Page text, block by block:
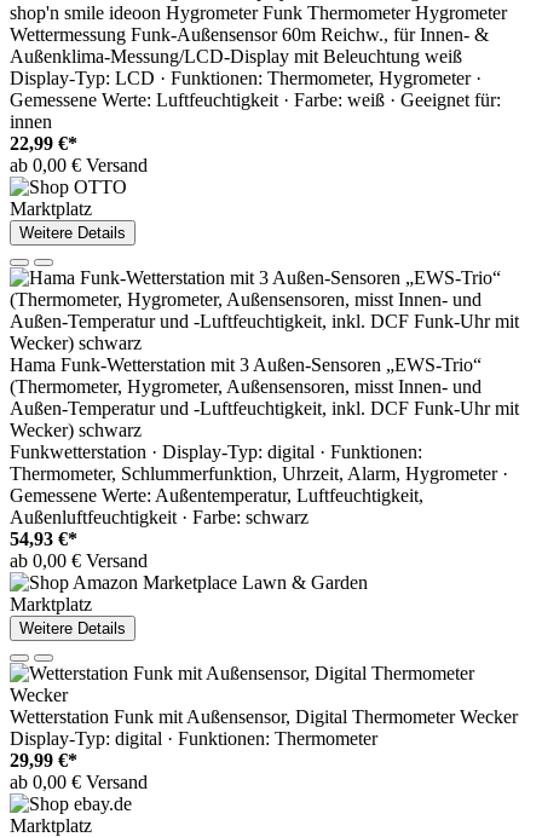
shop'n smile ideoon Hygrometer Funk Thermometer Hygrometer
Wettermessung Funk-Außensensor 60m Reichw., für Innen- &
Außenklima-Messung/LCD-Display mit Beleuchtung weiß
Display-Typ: LCD · Funktionen: Thermometer, Hygrometer ·
Gemessene Werte: Luftfeuchtigkeit · Farbe: weiß · Geeignet für:
innen
22,99 €*
ab 0,00 € Versand
Marktplatz
Weitere Details
Hama Funk-Wetterstation mit 3 Außen-Sensoren „EWS-Trio“
(Thermometer, Hygrometer, Außensensoren, misst Innen- und
Außen-Temperatur und -Luftfeuchtigkeit, inkl. DCF Funk-Uhr mit
Wecker) schwarz
Funkwetterstation · Display-Typ: digital · Funktionen:
Thermometer, Schlummerfunktion, Uhrzeit, Alarm, Hygrometer ·
Gemessene Werte: Außentemperatur, Luftfeuchtigkeit,
Außenluftfeuchtigkeit · Farbe: schwarz
54,93 €*
ab 0,00 € Versand
Marktplatz
Weitere Details
Wetterstation Funk mit Außensensor, Digital Thermometer Wecker
Display-Typ: digital · Funktionen: Thermometer
29,99 €*
ab 0,00 € Versand
Marktplatz